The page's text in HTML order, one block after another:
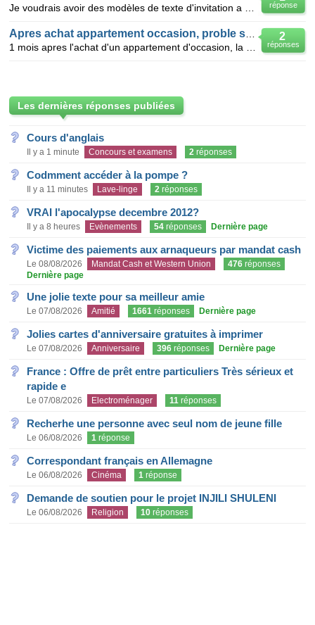
réponse
2
réponses
Les dernières réponses publiées
Cours d'anglais
Il y a 1 minute Concours et examens 2 réponses
Codmment accéder à la pompe ?
Il y a 11 minutes Lave-linge 2 réponses
VRAI l'apocalypse decembre 2012?
Il y a 8 heures Evènements 54 réponses Dernière page
Victime des paiements aux arnaqueurs par mandat cash
Le 08/08/2026 Mandat Cash et Western Union 476 réponses
Dernière page
Une jolie texte pour sa meilleur amie
Le 07/08/2026 Amitié 1661 réponses Dernière page
Jolies cartes d'anniversaire gratuites à imprimer
Le 07/08/2026 Anniversaire 396 réponses Dernière page
France : Offre de prêt entre particuliers Très sérieux et
rapide e
Le 07/08/2026 Electroménager 11 réponses
Recherhe une personne avec seul nom de jeune fille
Le 06/08/2026 1 réponse
Correspondant français en Allemagne
Le 06/08/2026 Cinéma 1 réponse
Demande de soutien pour le projet INJILI SHULENI
Le 06/08/2026 Religion 10 réponses